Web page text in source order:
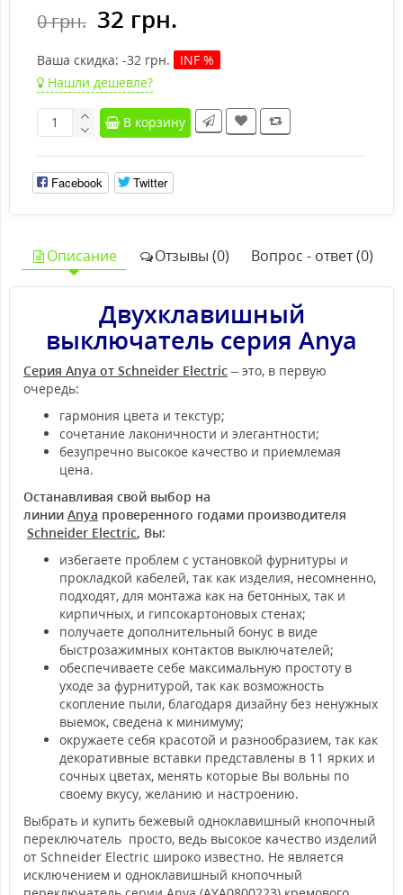
0 грн. 32 грн.
Ваша cкидка: -32 грн.
INF %
Нашли дешевле?
В корзину
Facebook Twitter
Описание Отзывы (0) Вопрос - ответ (0)
Двухклавишный
выключатель серия Anya
Серия Anya от Schneider Electric – это, в первую
очередь:
гармония цвета и текстур;
сочетание лаконичности и элегантности;
безупречно высокое качество и приемлемая
цена.
Останавливая свой выбор на
линии Anya проверенного годами производителя
Schneider Electric, Вы:
избегаете проблем с установкой фурнитуры и
прокладкой кабелей, так как изделия, несомненно,
подходят, для монтажа как на бетонных, так и
кирпичных, и гипсокартоновых стенах;
получаете дополнительный бонус в виде
быстрозажимных контактов выключателей;
обеспечиваете себе максимальную простоту в
уходе за фурнитурой, так как возможность
скопление пыли, благодаря дизайну без ненужных
выемок, сведена к минимуму;
окружаете себя красотой и разнообразием, так как
декоративные вставки представлены в 11 ярких и
сочных цветах, менять которые Вы вольны по
своему вкусу, желанию и настроению.
Выбрать и купить бежевый одноклавишный кнопочный
переключатель просто, ведь высокое качество изделий
от Schneider Electric широко известно. Не является
исключением и одноклавишный кнопочный